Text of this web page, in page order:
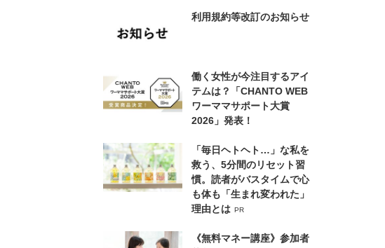
利用規約等改訂のお知らせ
働く女性が今注目するアイ
テムは？「CHANTO WEB
ワーママサポート大賞
2026」発表！
「毎日ヘトヘト…」な私を
救う、5分間のリセット習
慣。読者がバスタイムで心
も体も「生まれ変われた」
理由とは PR
《無料マネー講座》参加者